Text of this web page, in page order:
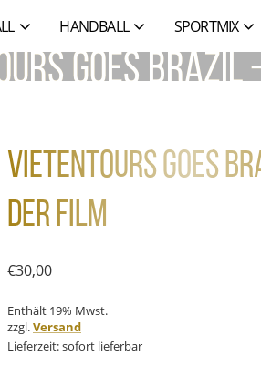
HANDBALL SPORTMIX
goes Brazil
Vietentours goes
Der Film
€30,00
Enthält 19% Mwst.
zzgl.Versand
Lieferzeit: sofort lieferbar